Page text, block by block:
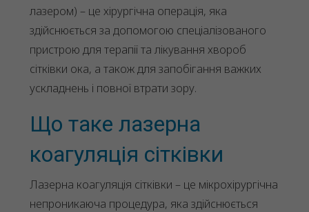
лазером) – це хірургічна операція, яка
здійснюється за допомогою спеціалізованого
пристрою для терапії та лікування хвороб
сітківки ока, а також для запобігання важких
ускладнень і повної втрати зору.
Що таке лазерна
коагуляція сітківки
Лазерна коагуляція сітківки – це мікрохірургічна
непроникаюча процедура, яка здійснюється